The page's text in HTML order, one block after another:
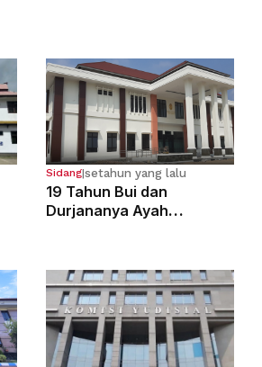
Sidang|setahun yang lalu
19 Tahun Bui dan
Durjananya Ayah